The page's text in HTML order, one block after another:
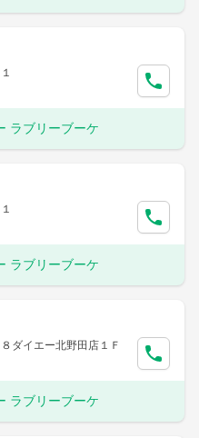
ラブリーブーケ
ラブリーブーケ
ダイエー北野田店１Ｆ
ラブリーブーケ